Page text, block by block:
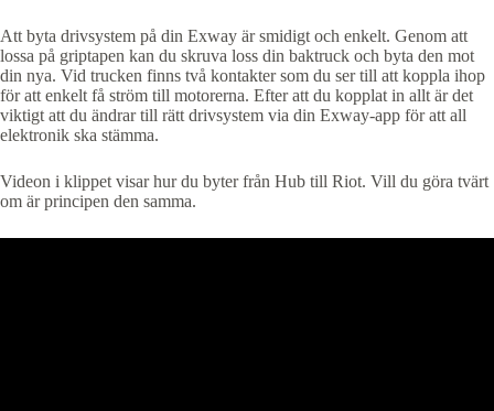
Att byta drivsystem på din Exway är smidigt och enkelt. Genom att
lossa på griptapen kan du skruva loss din baktruck och byta den mot
din nya. Vid trucken finns två kontakter som du ser till att koppla ihop
för att enkelt få ström till motorerna. Efter att du kopplat in allt är det
viktigt att du ändrar till rätt drivsystem via din Exway-app för att all
elektronik ska stämma.
Videon i klippet visar hur du byter från Hub till Riot. Vill du göra tvärt
om är principen den samma.